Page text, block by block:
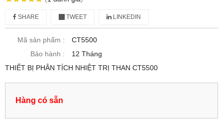
SHARE TWEET LINKEDIN
Mã sản phẩm :
CT5500
Bảo hành :
12 Tháng
THIẾT BỊ PHÂN TÍCH NHIỆT TRỊ THAN CT5500
Hàng có sẵn